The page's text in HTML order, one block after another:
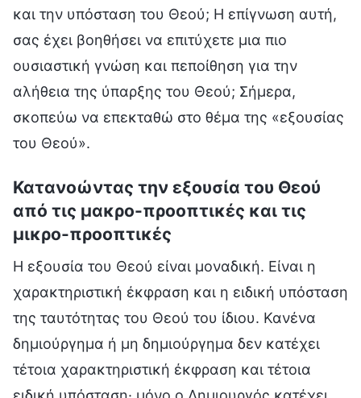
και την υπόσταση του Θεού; Η επίγνωση αυτή,
σας έχει βοηθήσει να επιτύχετε μια πιο
ουσιαστική γνώση και πεποίθηση για την
αλήθεια της ύπαρξης του Θεού; Σήμερα,
σκοπεύω να επεκταθώ στο θέμα της «εξουσίας
του Θεού».
Κατανοώντας την εξουσία του Θεού
από τις μακρο-προοπτικές και τις
μικρο-προοπτικές
Η εξουσία του Θεού είναι μοναδική. Είναι η
χαρακτηριστική έκφραση και η ειδική υπόσταση
της ταυτότητας του Θεού του ίδιου. Κανένα
δημιούργημα ή μη δημιούργημα δεν κατέχει
τέτοια χαρακτηριστική έκφραση και τέτοια